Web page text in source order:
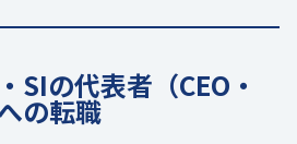
SIの代表者（CEO・
の転職